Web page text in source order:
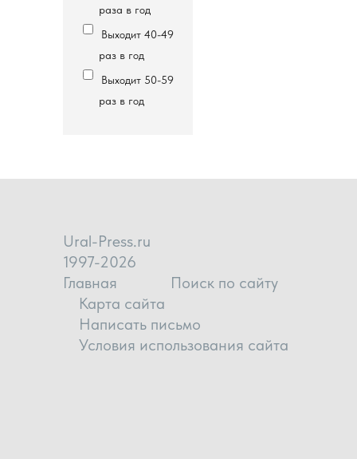
раза в год
Выходит 40-49
раз в год
Выходит 50-59
раз в год
Ural-Press.ru
1997-2026
Главная
Поиск по сайту
Карта сайта
Написать письмо
Условия использования сайта